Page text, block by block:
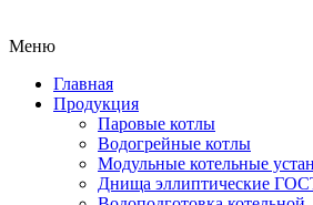
Меню
Главная
Продукция
Паровые котлы
Водогрейные котлы
Модульные котельные
Днища эллиптические